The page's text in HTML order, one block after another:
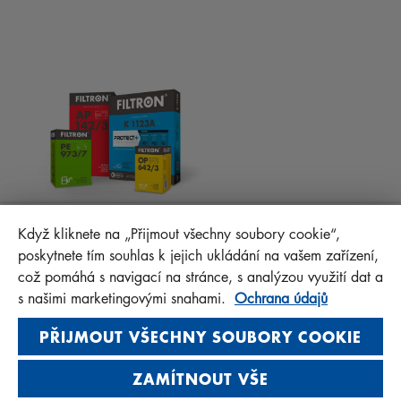
FAQ
MANN+HUMMEL FT Poland
Sp. z o. o. Sp. k.
ul. Wrocławska 145, 63-800 GOSTYŃ, POLAND
Privacy Statement
Imprint
Když kliknete na „Přijmout všechny soubory cookie“,
poskytnete tím souhlas k jejich ukládání na vašem zařízení,
což pomáhá s navigací na stránce, s analýzou využití dat a
s našimi marketingovými snahami. Ochrana údajů
PŘIJMOUT VŠECHNY SOUBORY COOKIE
ZAMÍTNOUT VŠE